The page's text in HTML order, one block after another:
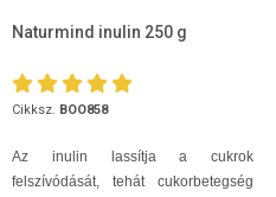
Naturmind inulin 250 g
Cikksz. BOO858
Az inulin lassítja a cukrok
felszívódását, tehát cukorbetegség